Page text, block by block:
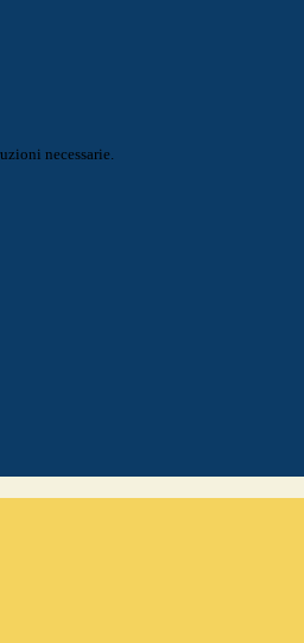
necessarie.